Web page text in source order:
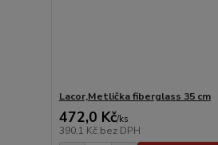
Lacor,Metlička fiberglass 35 cm
472,0 Kč/ks
390,1 Kč bez DPH